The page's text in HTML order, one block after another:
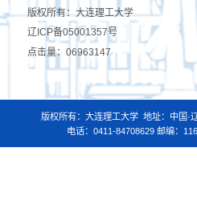
版权所有：大连理工大学
辽ICP备05001357号
点击量： 06963147
版权所有：大连理工大学 地址：中国·
电话：0411-84708629 邮编：